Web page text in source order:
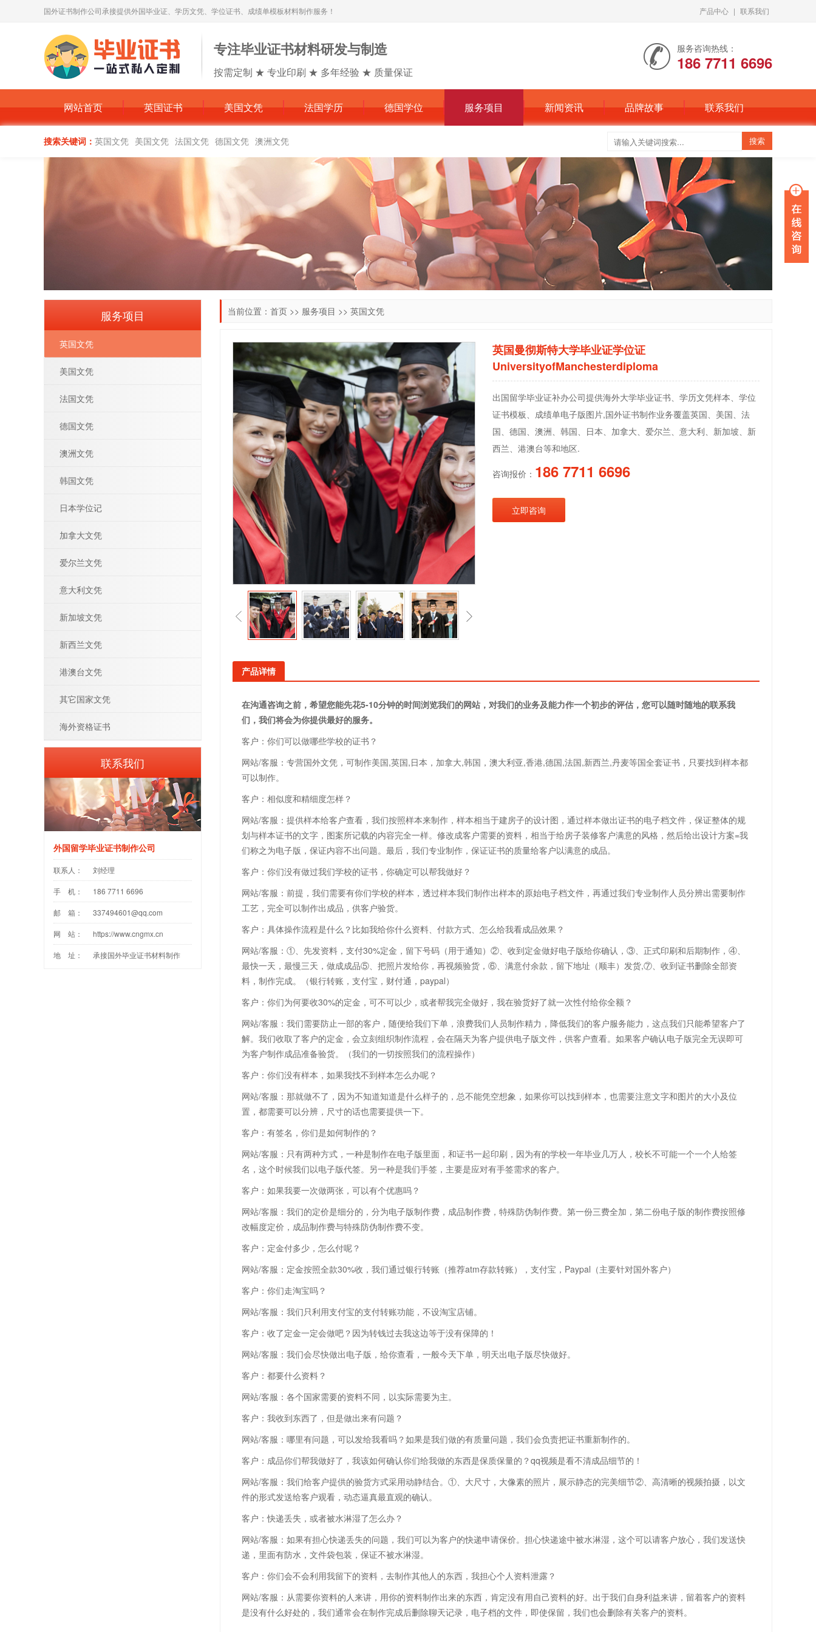
国外证书制作公司承接提供外国毕业证、学历文凭、学位证书、成绩单模板材料制作服务！ 产品中心 | 联系我们
专注毕业证书材料研发与制造
按需定制 ★ 专业印刷 ★ 多年经验 ★ 质量保证
服务咨询热线：
186 7711 6696
网站首页 英国证书 美国文凭 法国学历 德国学位 服务项目 新闻资讯 品牌故事 联系我们
搜索关键词： 英国文凭 美国文凭 法国文凭 德国文凭 澳洲文凭
当前位置： 首页 >> 服务项目 >> 英国文凭
英国曼彻斯特大学毕业证学位证
UniversityofManchesterdiploma
出国留学毕业证补办公司提供海外大学毕业证书、学历文凭样本、学位
证书模板、成绩单电子版图片,国外证书制作业务覆盖英国、美国、法
国、德国、澳洲、韩国、日本、加拿大、爱尔兰、意大利、新加坡、新
西兰、港澳台等和地区.
咨询报价： 186 7711 6696
立即咨询
产品详情
在沟通咨询之前，希望您能先花5-10分钟的时间浏览我们的网站，对我们的业务及能力作一个初步的评估，您可以随时随地的联系我
们，我们将会为你提供最好的服务。
客户：你们可以做哪些学校的证书？
网站/客服：专营国外文凭，可制作美国,英国,日本，加拿大,韩国，澳大利亚,香港,德国,法国,新西兰,丹麦等国全套证书，只要找到样本都
可以制作。
客户：相似度和精细度怎样？
网站/客服：提供样本给客户查看，我们按照样本来制作，样本相当于建房子的设计图，通过样本做出证书的电子档文件，保证整体的规
划与样本证书的文字，图案所记载的内容完全一样。修改成客户需要的资料，相当于给房子装修客户满意的风格，然后给出设计方案=我
们称之为电子版，保证内容不出问题。最后，我们专业制作，保证证书的质量给客户以满意的成品。
客户：你们没有做过我们学校的证书，你确定可以帮我做好？
网站/客服：前提，我们需要有你们学校的样本，透过样本我们制作出样本的原始电子档文件，再通过我们专业制作人员分辨出需要制作
工艺，完全可以制作出成品，供客户验货。
客户：具体操作流程是什么？比如我给你什么资料、付款方式、怎么给我看成品效果？
网站/客服：①、先发资料，支付30%定金，留下号码（用于通知）②、收到定金做好电子版给你确认，③、正式印刷和后期制作，④、
最快一天，最慢三天，做成成品⑤、把照片发给你，再视频验货，⑥、满意付余款，留下地址（顺丰）发货,⑦、收到证书删除全部资
料，制作完成。（银行转账，支付宝，财付通，paypal）
客户：你们为何要收30%的定金，可不可以少，或者帮我完全做好，我在验货好了就一次性付给你全额？
网站/客服：我们需要防止一部的客户，随便给我们下单，浪费我们人员制作精力，降低我们的客户服务能力，这点我们只能希望客户了
解。我们收取了客户的定金，会立刻组织制作流程，会在隔天为客户提供电子版文件，供客户查看。如果客户确认电子版完全无误即可
为客户制作成品准备验货。（我们的一切按照我们的流程操作）
客户：你们没有样本，如果我找不到样本怎么办呢？
网站/客服：那就做不了，因为不知道知道是什么样子的，总不能凭空想象，如果你可以找到样本，也需要注意文字和图片的大小及位
置，都需要可以分辨，尺寸的话也需要提供一下。
客户：有签名，你们是如何制作的？
网站/客服：只有两种方式，一种是制作在电子版里面，和证书一起印刷，因为有的学校一年毕业几万人，校长不可能一个一个人给签
名，这个时候我们以电子版代签。另一种是我们手签，主要是应对有手签需求的客户。
客户：如果我要一次做两张，可以有个优惠吗？
网站/客服：我们的定价是细分的，分为电子版制作费，成品制作费，特殊防伪制作费。第一份三费全加，第二份电子版的制作费按照修
改幅度定价，成品制作费与特殊防伪制作费不变。
客户：定金付多少，怎么付呢？
网站/客服：定金按照全款30%收，我们通过银行转账（推荐atm存款转账），支付宝，Paypal（主要针对国外客户）
客户：你们走淘宝吗？
网站/客服：我们只利用支付宝的支付转账功能，不设淘宝店铺。
客户：收了定金一定会做吧？因为转钱过去我这边等于没有保障的！
网站/客服：我们会尽快做出电子版，给你查看，一般今天下单，明天出电子版尽快做好。
客户：都要什么资料？
网站/客服：各个国家需要的资料不同，以实际需要为主。
客户：我收到东西了，但是做出来有问题？
网站/客服：哪里有问题，可以发给我看吗？如果是我们做的有质量问题，我们会负责把证书重新制作的。
客户：成品你们帮我做好了，我该如何确认你们给我做的东西是保质保量的？qq视频是看不清成品细节的！
网站/客服：我们给客户提供的验货方式采用动静结合。①、大尺寸，大像素的照片，展示静态的完美细节②、高清晰的视频拍摄，以文
件的形式发送给客户观看，动态逼真最直观的确认。
客户：快递丢失，或者被水淋湿了怎么办？
网站/客服：如果有担心快递丢失的问题，我们可以为客户的快递申请保价。担心快递途中被水淋湿，这个可以请客户放心，我们发送快
递，里面有防水，文件袋包装，保证不被水淋湿。
客户：你们会不会利用我留下的资料，去制作其他人的东西，我担心个人资料泄露？
网站/客服：从需要你资料的人来讲，用你的资料制作出来的东西，肯定没有用自己资料的好。出于我们自身利益来讲，留着客户的资料
是没有什么好处的，我们通常会在制作完成后删除聊天记录，电子档的文件，即使保留，我们也会删除有关客户的资料。
服务项目
英国文凭
美国文凭
法国文凭
德国文凭
澳洲文凭
韩国文凭
日本学位记
加拿大文凭
爱尔兰文凭
意大利文凭
新加坡文凭
新西兰文凭
港澳台文凭
其它国家文凭
海外资格证书
联系我们
外国留学毕业证书制作公司
联系人： 刘经理
手 机： 186 7711 6696
邮 箱： 337494601@qq.com
网 站： https://www.cngmx.cn
地 址： 承接国外毕业证书材料制作